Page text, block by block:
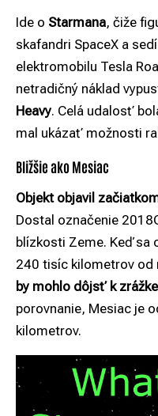
Ide o Starmana, čiže
skafandri SpaceX a
elektromobilu Tesla
netradičný náklad
Heavy. Celá udalosť
mal ukázať možnosti
Bližšie ako Mesiac
Objekt objavil
Dostal označenie
blízkosti Zeme. Keď
240 tisíc kilometrov od
by mohlo dôjsť k zrážke
porovnanie, Mesiac je
kilometrov.